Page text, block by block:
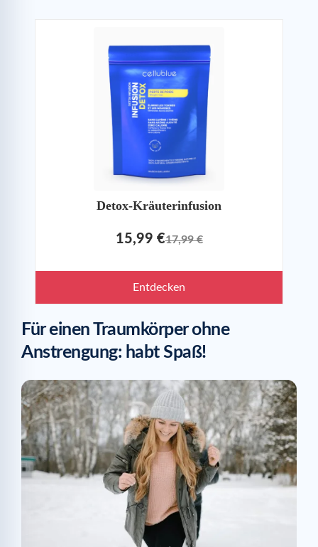
Detox-Kräuterinfusion
15,99 €17,99 €
Entdecken
Für einen Traumkörper ohne
Anstrengung: habt Spaß!